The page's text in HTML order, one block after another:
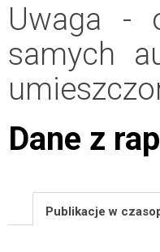
Uwaga -
samych
Dane z
Publikacje w